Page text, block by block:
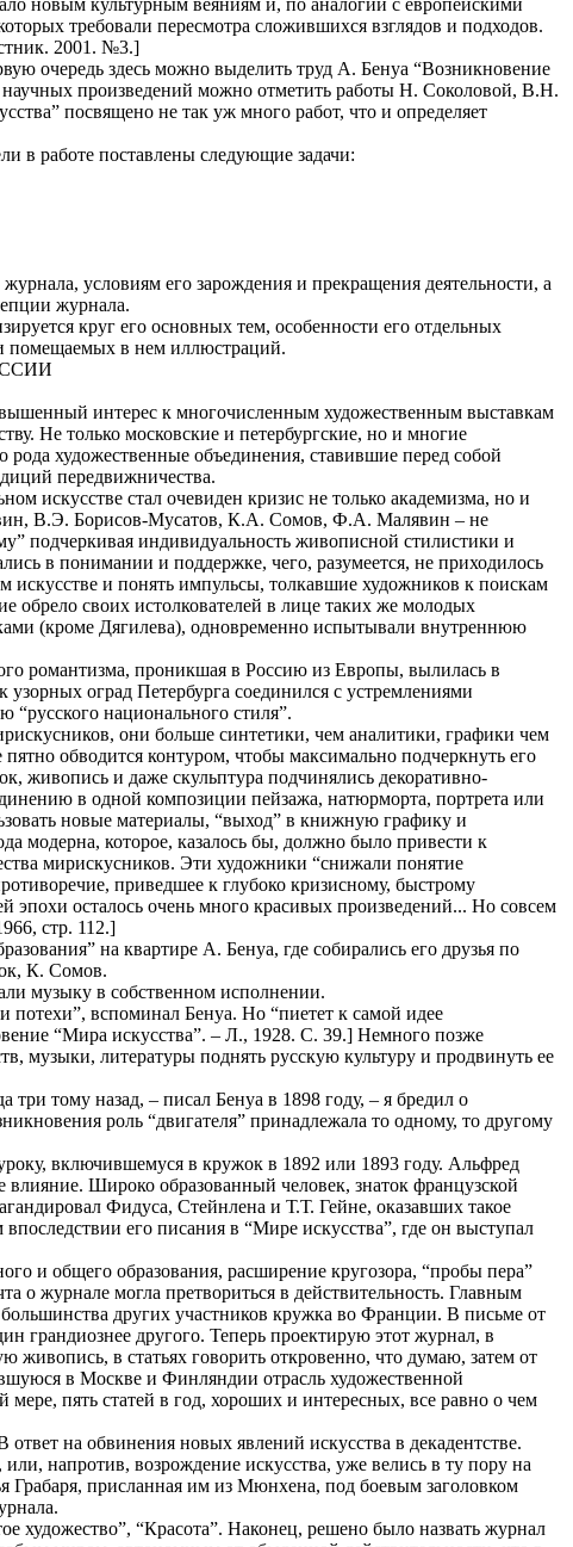
новым культурным веяниям и, по аналогии с европейскими
требовали пересмотра сложившихся взглядов и подходов.
2001. №3.]
очередь здесь можно выделить труд А. Бенуа “Возникновение
произведений можно отметить работы Н. Соколовой, В.Н.
посвящено не так уж много работ, что и определяет
в работе поставлены следующие задачи:
условиям его зарождения и прекращения деятельности, а
журнала.
круг его основных тем, особенности его отдельных
и помещаемых в нем иллюстраций.
интерес к многочисленным художественным выставкам
Не только московские и петербургские, но и многие
художественные объединения, ставившие перед собой
передвижничества.
искусстве стал очевиден кризис не только академизма, но и
В.Э. Борисов-Мусатов, К.А. Сомов, Ф.А. Малявин – не
подчеркивая индивидуальность живописной стилистики и
в понимании и поддержке, чего, разумеется, не приходилось
искусстве и понять импульсы, толкавшие художников к поискам
обрело своих истолкователей в лице таких же молодых
(кроме Дягилева), одновременно испытывали внутреннюю
романтизма, проникшая в Россию из Европы, вылилась в
оград Петербурга соединился с устремлениями
национального стиля”.
они больше синтетики, чем аналитики, графики чем
обводится контуром, чтобы максимально подчеркнуть его
живопись и даже скульптура подчинялись декоративно-
в одной композиции пейзажа, натюрморта, портрета или
новые материалы, “выход” в книжную графику и
модерна, которое, казалось бы, должно было привести к
мирискусников. Эти художники “снижали понятие
приведшее к глубоко кризисному, быстрому
эпохи осталось очень много красивых произведений... Но совсем
стр. 112.]
на квартире А. Бенуа, где собирались его друзья по
К. Сомов.
музыку в собственном исполнении.
потехи”, вспоминал Бенуа. Но “пиетет к самой идее
“Мира искусства”. – Л., 1928. С. 39.] Немного позже
музыки, литературы поднять русскую культуру и продвинуть ее
тому назад, – писал Бенуа в 1898 году, – я бредил о
роль “двигателя” принадлежала то одному, то другому
включившемуся в кружок в 1892 или 1893 году. Альфред
Широко образованный человек, знаток французской
Фидуса, Стейнлена и Т.Т. Гейне, оказавших такое
его писания в “Мире искусства”, где он выступал
и общего образования, расширение кругозора, “пробы пера”
о журнале могла претвориться в действительность. Главным
других участников кружка во Франции. В письме от
грандиознее другого. Теперь проектирую этот журнал, в
в статьях говорить откровенно, что думаю, затем от
в Москве и Финляндии отрасль художественной
пять статей в год, хороших и интересных, все равно о чем
на обвинения новых явлений искусства в декадентстве.
напротив, возрождение искусства, уже велись в ту пору на
Грабаря, присланная им из Мюнхена, под боевым заголовком
художество”, “Красота”. Наконец, решено было назвать журнал